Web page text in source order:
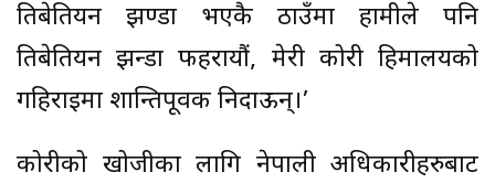
तिबेतियन झण्डा भएकै ठाउँमा हामीले पनि
तिबेतियन झन्डा फहरायौं, मेरी कोरी हिमालयको
गहिराइमा शान्तिपूर्वक निदाऊन्।’
कोरीको खोजीका लागि नेपाली अधिकारीहरुबाट